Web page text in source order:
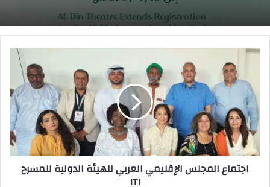
اجتماع
المجلس
الإقليمي
العربي
للهيئة
الدولية
للمسرح
اجتماع المجلس الإقليمي العربي للهيئة الدولية للمسرح
ITI